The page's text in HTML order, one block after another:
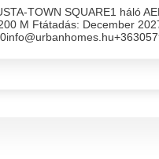
TOWN SQUARE1 háló
M Ftátadás: December